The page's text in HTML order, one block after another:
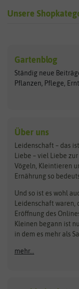
Unsere
Exotische Samen
Gemüsesamen
Gründünger
Kräutersamen
Obstsamen
Pilzbrut
Rasensamen
Steckzwiebeln
Zimmer &
Kataloge
Schnäppchen
Anzucht &
Anzuchtschalen
Arche Noah
ASB Greenworld
Benary
Bingenheimer
Bionana
BIOWOL
Blumicorn
Bûten Birds
Gartenblog
Ständig neue
Pflanzen, Pflege,
Über uns
Leidenschaft – das
Liebe – viel Liebe
Vögeln, Kleintieren
Ernährung so
Und so ist es wohl
Leidenschaft
Eröffnung des
Kleinen begann ist
in dem es mehr als
mehr...